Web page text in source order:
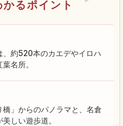
るポイント
、約520本のカエデやイロハ
名所。
」からのパノラマと、名倉
しい遊歩道。